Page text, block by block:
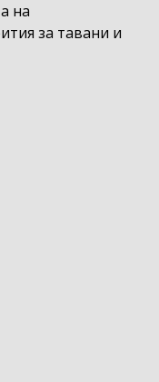
на
за тавани и